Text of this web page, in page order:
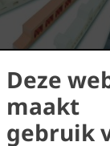
Deze
maakt
gebruik
maat
enkel op